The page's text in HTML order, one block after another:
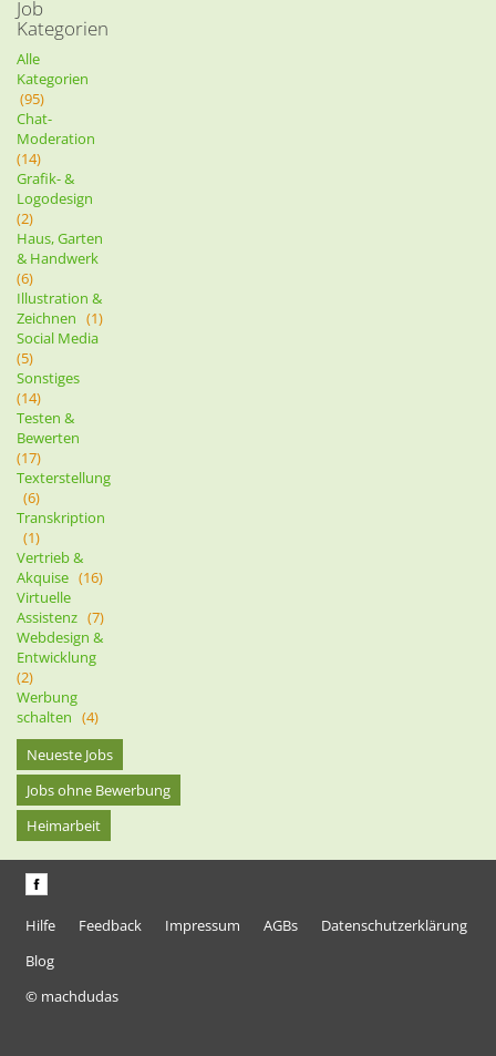
Job
Kategorien
Alle
Kategorien
(95)
Chat-
Moderation
(14)
Grafik- &
Logodesign
(2)
Haus, Garten
& Handwerk
(6)
Illustration &
Zeichnen (1)
Social Media
(5)
Sonstiges
(14)
Testen &
Bewerten
(17)
Texterstellung
(6)
Transkription
(1)
Vertrieb &
Akquise (16)
Virtuelle
Assistenz (7)
Webdesign &
Entwicklung
(2)
Werbung
schalten (4)
Neueste Jobs
Jobs ohne Bewerbung
Heimarbeit
Hilfe Feedback Impressum AGBs
Datenschutzerklärung
Blog
© machdudas